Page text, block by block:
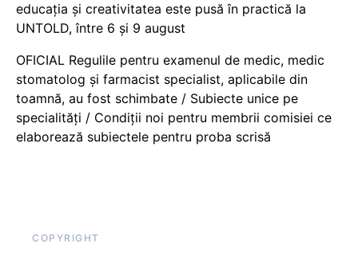
educația și creativitatea este pusă în practică la
UNTOLD, între 6 și 9 august
OFICIAL Regulile pentru examenul de medic, medic
stomatolog și farmacist specialist, aplicabile din
toamnă, au fost schimbate / Subiecte unice pe
specialități / Condiții noi pentru membrii comisiei ce
elaborează subiectele pentru proba scrisă
COPYRIGHT